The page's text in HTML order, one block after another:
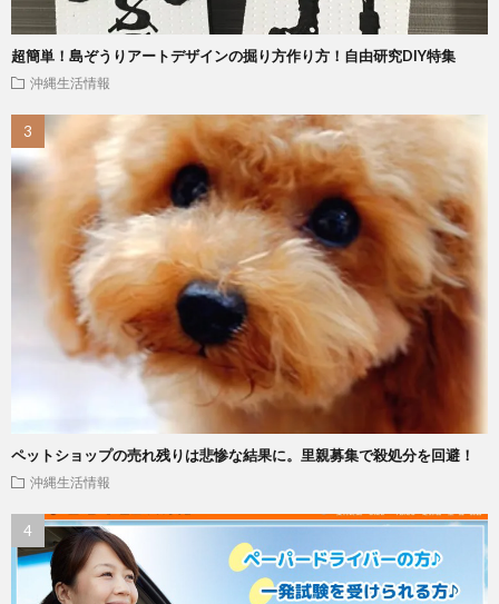
超簡単！島ぞうりアートデザインの掘り方作り方！自由研究DIY特集
沖縄生活情報
ペットショップの売れ残りは悲惨な結果に。里親募集で殺処分を回避！
沖縄生活情報